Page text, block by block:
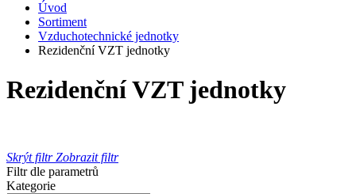
Úvod
Sortiment
Vzduchotechnické jednotky
Rezidenční VZT jednotky
Rezidenční VZT jednotky
Skrýt filtr Zobrazit filtr
Filtr dle parametrů
Kategorie